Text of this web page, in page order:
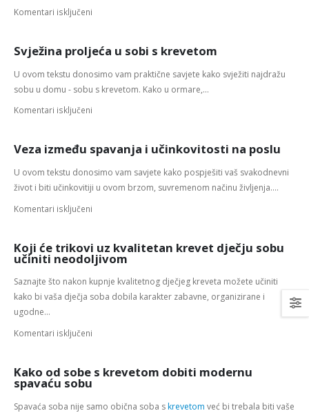
Komentari isključeni
Svježina proljeća u sobi s krevetom
U ovom tekstu donosimo vam praktične savjete kako svježiti najdražu
sobu u domu - sobu s krevetom. Kako u ormare,...
Komentari isključeni
Veza između spavanja i učinkovitosti na poslu
U ovom tekstu donosimo vam savjete kako pospješiti vaš svakodnevni
život i biti učinkovitiji u ovom brzom, suvremenom načinu življenja....
Komentari isključeni
Koji će trikovi uz kvalitetan krevet dječju sobu
učiniti neodoljivom
Saznajte što nakon kupnje kvalitetnog dječjeg kreveta možete učiniti
kako bi vaša dječja soba dobila karakter zabavne, organizirane i
ugodne...
Komentari isključeni
Kako od sobe s krevetom dobiti modernu
spavaću sobu
Spavaća soba nije samo obična soba skrevetom već bi trebala biti vaše